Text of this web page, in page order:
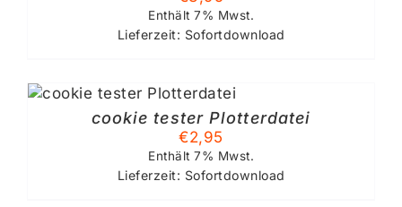
Enthält 7% Mwst.
Lieferzeit: Sofortdownload
cookie tester Plotterdatei
€2,95
Enthält 7% Mwst.
Lieferzeit: Sofortdownload